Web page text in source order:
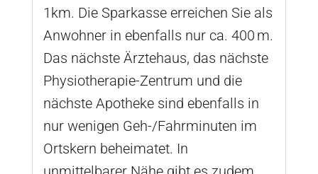
1km. Die Sparkasse erreichen Sie als
Anwohner in ebenfalls nur ca. 400 m.
Das nächste Ärztehaus, das nächste
Physiotherapie-Zentrum und die
nächste Apotheke sind ebenfalls in
nur wenigen Geh-/Fahrminuten im
Ortskern beheimatet. In